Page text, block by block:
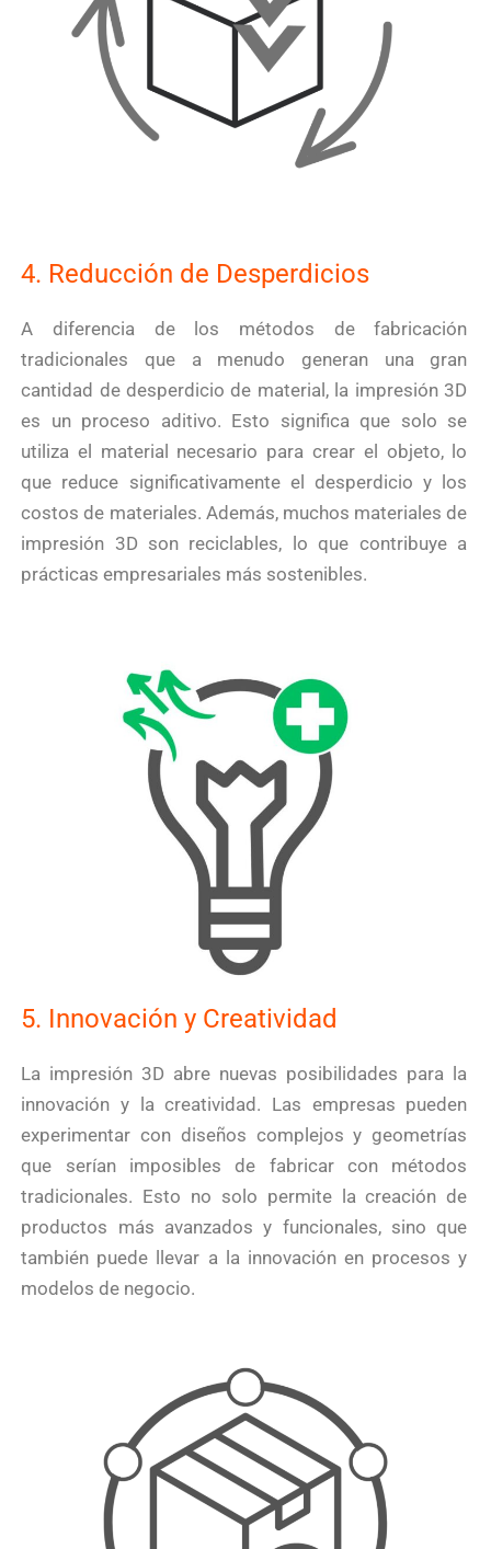
4. Reducción de Desperdicios
A diferencia de los métodos de fabricación
tradicionales que a menudo generan una gran
cantidad de desperdicio de material, la impresión 3D
es un proceso aditivo. Esto significa que solo se
utiliza el material necesario para crear el objeto, lo
que reduce significativamente el desperdicio y los
costos de materiales. Además, muchos materiales de
impresión 3D son reciclables, lo que contribuye a
prácticas empresariales más sostenibles.
5. Innovación y Creatividad
La impresión 3D abre nuevas posibilidades para la
innovación y la creatividad. Las empresas pueden
experimentar con diseños complejos y geometrías
que serían imposibles de fabricar con métodos
tradicionales. Esto no solo permite la creación de
productos más avanzados y funcionales, sino que
también puede llevar a la innovación en procesos y
modelos de negocio.